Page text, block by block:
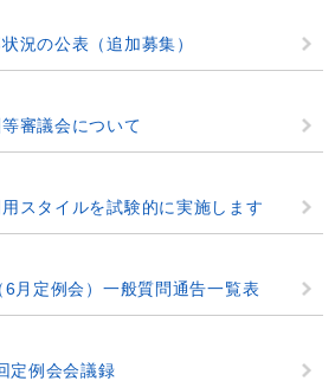
況の公表（追加募集）
審議会について
スタイルを試験的に実施します
月定例会）一般質問通告一覧表
例会会議録